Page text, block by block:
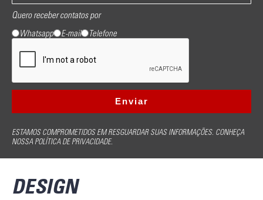
Quero receber contatos por
Whatsapp E-mail Telefone
ESTAMOS COMPROMETIDOS EM RESGUARDAR SUAS INFORMAÇÕES. CONHEÇA
NOSSA POLÍTICA DE PRIVACIDADE.
DESIGN